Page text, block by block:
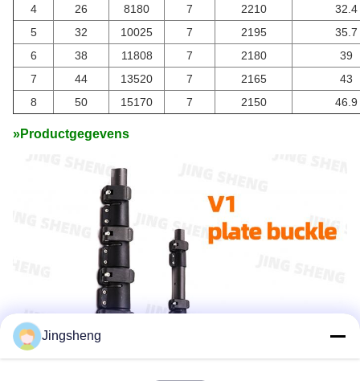
4
26 8180 7 2210
32.4
5
32 10025 7 2195
35.7
6
38 11808 7 2180
39
7
44 13520 7 2165
43
8
50 15170 7 2150 46.9
»Productgegevens
Jingsheng